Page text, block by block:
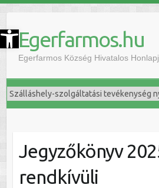
Eszköztár megnyitása Egerfarmos.hu
Egerfarmos Község Hivatalos
Jegyzőkönyv
rendkívüli